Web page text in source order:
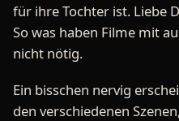
für ihre Tochter ist. Liebe
So was haben Filme mit
nicht nötig.
Ein bisschen nervig
den verschiedenen